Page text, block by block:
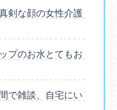
剣な顔の女性介護
プのお水とてもお
で雑談、自宅にい